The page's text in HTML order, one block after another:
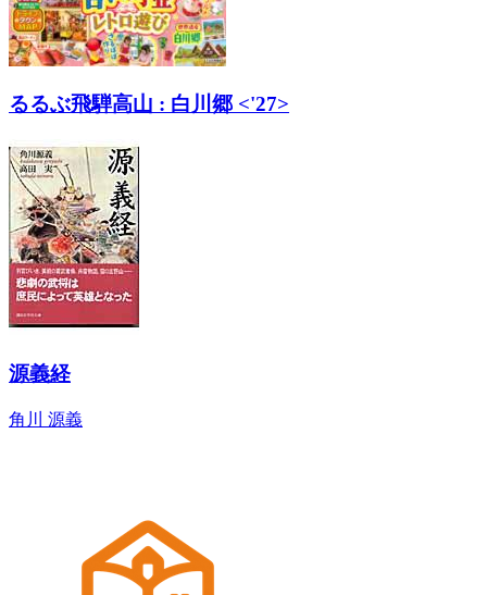
るるぶ飛騨高山 : 白川郷 <'27>
源義経
角川 源義